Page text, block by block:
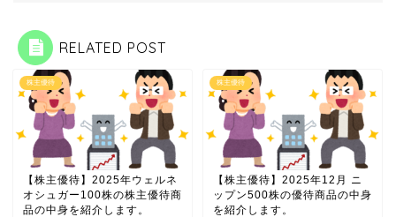
RELATED POST
株主優待
【株主優待】2025年ウェルネ
オシュガー100株の株主優待商
品の中身を紹介します。
株主優待
【株主優待】2025年12月 ニ
ップン500株の優待商品の中身
を紹介します。